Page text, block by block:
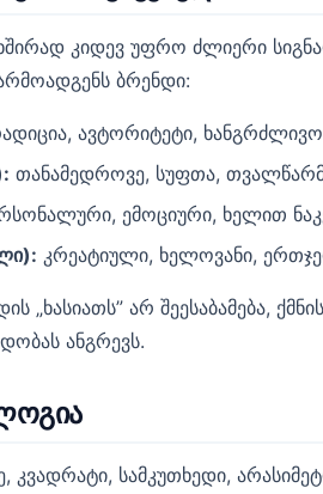
კიდევ უფრო ძლიერი
ბრენდი:
ავტორიტეტი,
თანამედროვე, სუფთა,
ემოციური, ხელით
კრეატიული, ხელოვანი,
„ხასიათს” არ შეესაბამება,
ანგრევს.
სამკუთხედი,